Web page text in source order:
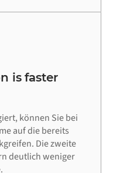
is faster
können Sie bei
auf die bereits
Die zweite
deutlich weniger